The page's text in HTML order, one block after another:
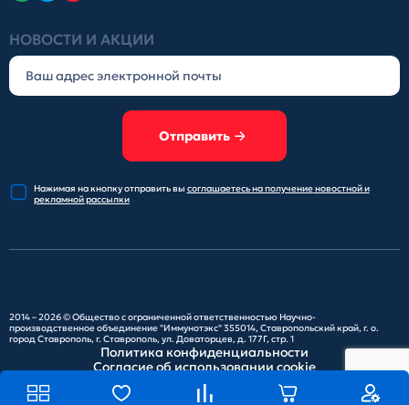
НОВОСТИ И АКЦИИ
Отправить
Нажимая на кнопку отправитьвы соглашаетесь на получениеновостной и
рекламной рассылки
2014 – 2026 ©Общество с ограниченной ответственностью Научно-
производственное объединение "Иммунотэкс"355014, Ставропольский край, г. о.
город Ставрополь, г. Ставрополь, ул. Доваторцев, д. 177Г, стр. 1
Политика конфиденциальности
Согласие об использовании cookie
Карта сайта